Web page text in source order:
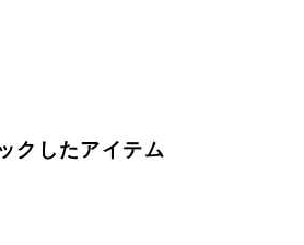
クしたアイテム